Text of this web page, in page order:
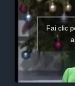
Fai clic